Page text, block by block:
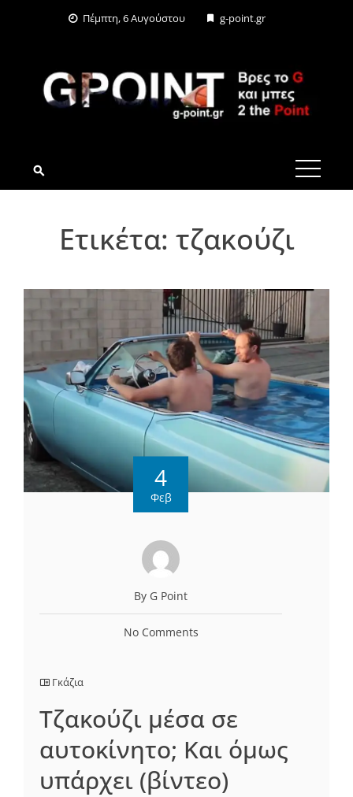
Πέμπτη, 6 Αυγούστου g-point.gr
G-POINT.GR
Ετικέτα: τζακούζι
4
Φεβ
By G Point
No Comments
Γκάζια
Τζακούζι μέσα σε
αυτοκίνητο; Και όμως
υπάρχει (βίντεο)